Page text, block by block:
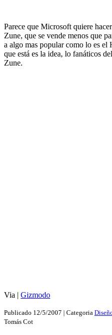
Parece que Microsoft quiere
Zune, que se vende menos que
a algo mas popular como lo es el
que está es la idea, lo fanáticos
Zune.
Via | Gizmodo
Publicado 12/5/2007 | Categoria
Tomás Cot